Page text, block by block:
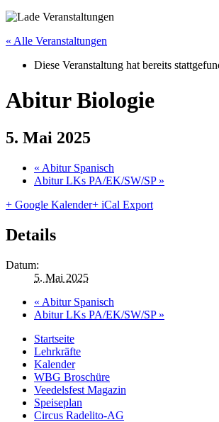
« Alle Veranstaltungen
Diese Veranstaltung hat bereits
Abitur Biologie
5. Mai 2025
« Abitur Spanisch
Abitur LKs PA/EK/SW/SP »
+ Google Kalender+ iCal Export
Details
Datum:
5. Mai 2025
« Abitur Spanisch
Abitur LKs PA/EK/SW/SP »
Startseite
Lehrkräfte
Kalender
WBG Broschüre
Veedelsfest Magazin
Speiseplan
Circus Radelito-AG